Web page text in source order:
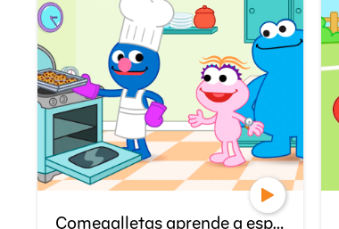
Comegalletas aprende a esperar